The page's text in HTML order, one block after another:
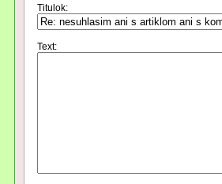
Titulok:
Text: